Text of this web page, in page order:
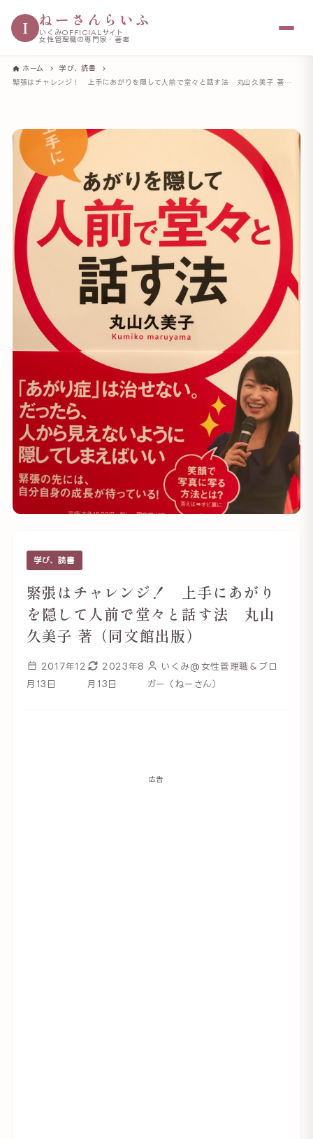
I ねーさんらいふ
いくみOFFICIALサイト
女性管理職の専門家・著者
ホーム
学び、読書
緊張はチャレンジ！ 上手にあがりを隠して人前で堂々と話す法 丸山久美子 著（同文館出版）
学び、読書
緊張はチャレンジ！ 上手にあがり
を隠して人前で堂々と話す法 丸山
久美子 著（同文館出版）
2017年12
月13日
2023年8
月13日
いくみ@女性管理職＆ブロ
ガー（ねーさん）
広告